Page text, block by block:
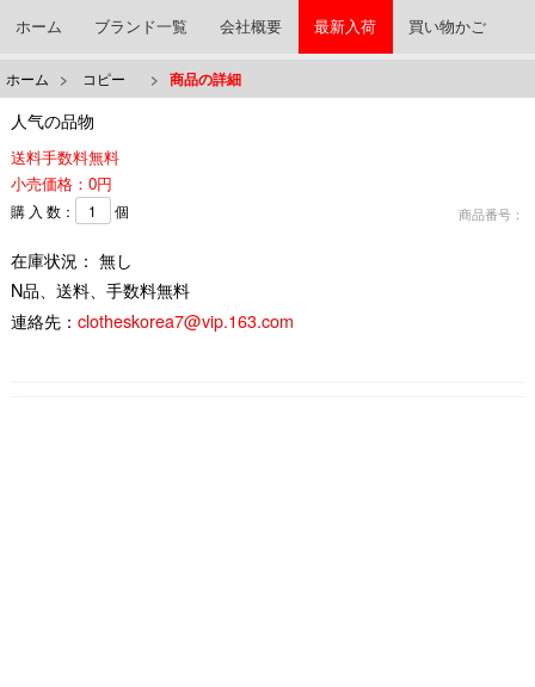
ホーム ブランド一覧 会社概要 最新入荷 買い物かご
ホーム > コピー > 商品の詳細
人气の品物
送料手数料無料
小売価格：0円
商品番号：
購 入 数： 個
在庫状況： 無し
N品、送料、手数料無料
連絡先： clotheskorea7@vip.163.com